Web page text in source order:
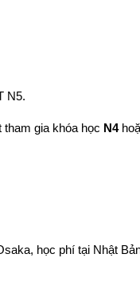
N5.
gia khóa học N4
học phí tại Nhật